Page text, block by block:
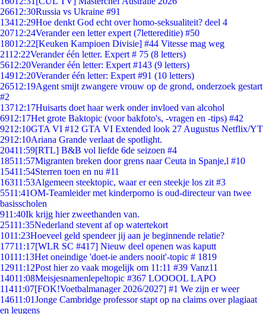
26612:30Russia vs Ukraine #91
13412:29Hoe denkt God echt over homo-seksualiteit? deel 4
20712:24Verander een letter expert (7lettereditie) #50
18012:22[Keuken Kampioen Divisie] #44 Vitesse mag weg
2112:22Verander één letter. Expert # 75 (8 letters)
5612:20Verander één letter: Expert #143 (9 letters)
14912:20Verander één letter: Expert #91 (10 letters)
26512:19Agent smijt zwangere vrouw op de grond, onderzoek gestart
#2
13712:17Huisarts doet haar werk onder invloed van alcohol
6912:17Het grote Baktopic (voor bakfoto's, -vragen en -tips) #42
9212:10GTA VI #12 GTA VI Extended look 27 Augustus Netflix/YT
2912:10Ariana Grande verlaat de spotlight.
20411:59[RTL] B&B vol liefde 6de seizoen #4
18511:57Migranten breken door grens naar Ceuta in Spanje,l #10
15411:54Sterren toen en nu #11
16311:53Algemeen steektopic, waar er een steekje los zit #3
5511:41OM-Teamleider met kinderporno is oud-directeur van twee
basisscholen
911:40Ik krijg hier zweethanden van.
25111:35Nederland stevent af op watertekort
1011:23Hoeveel geld spendeer jij aan je beginnende relatie?
17711:17[WLR SC #417] Nieuw deel openen was kaputt
10111:13Het oneindige 'doet-ie anders nooit'-topic # 1819
12911:12Post hier zo vaak mogelijk om 11:11 #39 Vanz11
14011:08Meisjesnamenlepeltopic #367 LOOOOL LAPO
11411:07[FOK!Voetbalmanager 2026/2027] #1 We zijn er weer
14611:01Jonge Cambridge professor stapt op na claims over plagiaat
en leugens